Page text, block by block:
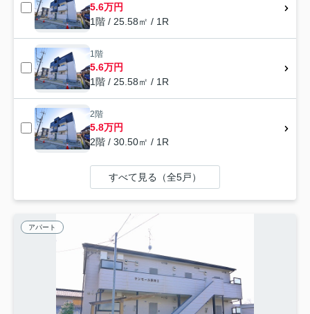
5.6万円
1階 / 25.58㎡ / 1R
1階
5.6万円
1階 / 25.58㎡ / 1R
2階
5.8万円
2階 / 30.50㎡ / 1R
すべて見る（全5戸）
アパート